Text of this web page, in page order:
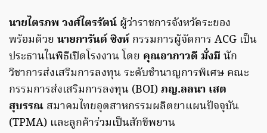
นายไตรภพ วงศ์ไตรรัตน์ ผู้ว่าราชการจังหวัดระยอง
พร้อมด้วย นายการันต์ ซิงห์ กรรมการผู้จัดการ ACG เป็น
ประธานในพิธีเปิดโรงงาน โดย คุณอาภาวดี มั่งมี นัก
วิชาการส่งเสริมการลงทุน ระดับชำนาญการพิเศษ คณะ
กรรมการส่งเสริมการลงทุน (BOI)ภญ.ลลนา เสต
สุบรรณ สมาคมไทยอุตสาหกรรมผลิตยาแผนปัจจุบัน
(TPMA) และลูกค้าร่วมเป็นสักขีพยาน